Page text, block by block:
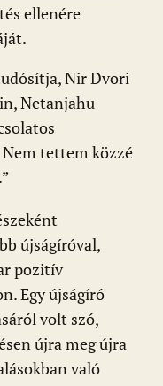
ellenére
Nir Dvori
Netanjahu
tettem közzé
újságíróval,
pozitív
Egy újságíró
volt szó,
újra meg újra
való